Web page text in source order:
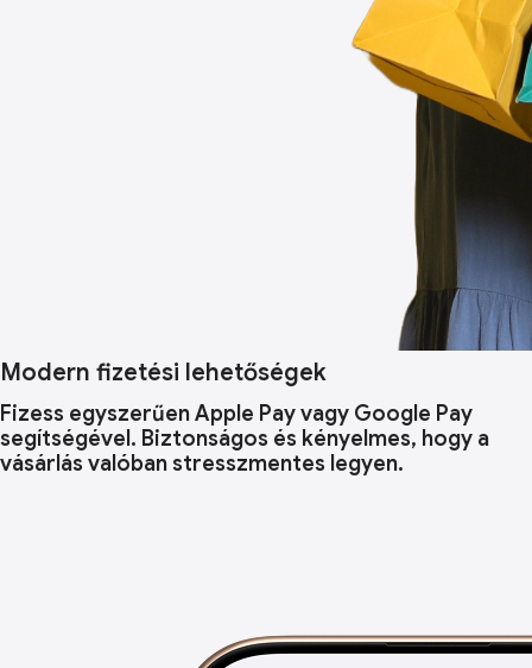
Modern fizetési lehetőségek
Fizess egyszerűen Apple Pay vagy Google Pay
segítségével. Biztonságos és kényelmes, hogy a
vásárlás valóban stresszmentes legyen.